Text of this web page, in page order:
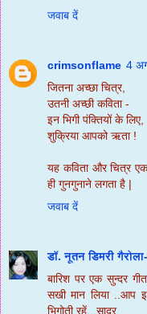
जवाब दें
crimsonflame 4
जितना अच्छा चित्र,
उतनी अच्छी कविता -
इन भिगी पंक्तियों के लिए,
शुक्रिया आपको ऋता !
यह कविता और चित्र
ही गुनगुनाने लगता है |
जवाब दें
डॉ. नूतन डिमरी
बारिश पर एक सुन्दर
सखी मान लिया ..आप
भिगोती रहें ..सादर